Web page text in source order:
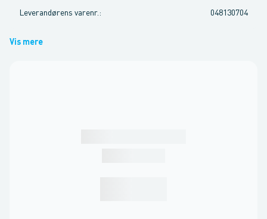
Leverandørens varenr. : 048130704
Vis mere